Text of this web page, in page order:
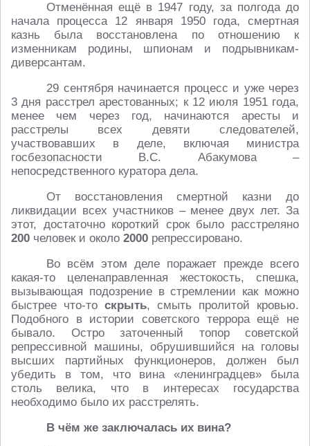
Отменённая ещё в 1947 году, за полгода до
начала процесса 12 января 1950 года, смертная
казнь была восстановлена по отношению к
изменникам родины, шпионам и подрывникам-
диверсантам.
29 сентября начинается процесс и уже через
3 дня расстрел арестованных; к 12 июля 1951 года,
менее чем через год, начинаются аресты и
расстрелы всех девяти следователей,
участвовавших в деле, включая министра
госбезопасности В.С. Абакумова –
непосредственного куратора дела.
От восстановления смертной казни до
ликвидации всех участников – менее двух лет. За
этот, достаточно короткий срок было расстреляно
200 человек и около 2000 репрессировано.
Во всём этом деле поражает прежде всего
какая-то целенаправленная жестокость, спешка,
вызывающая подозрение в стремлении как можно
быстрее что-то скрыть, смыть пролитой кровью.
Подобного в истории советского террора ещё не
бывало. Остро заточенный топор советской
репрессивной машины, обрушившийся на головы
высших партийных функционеров, должен был
убедить в том, что вина «ленинградцев» была
столь велика, что в интересах государства
необходимо было их расстрелять.
В чём же заключалась их вина?